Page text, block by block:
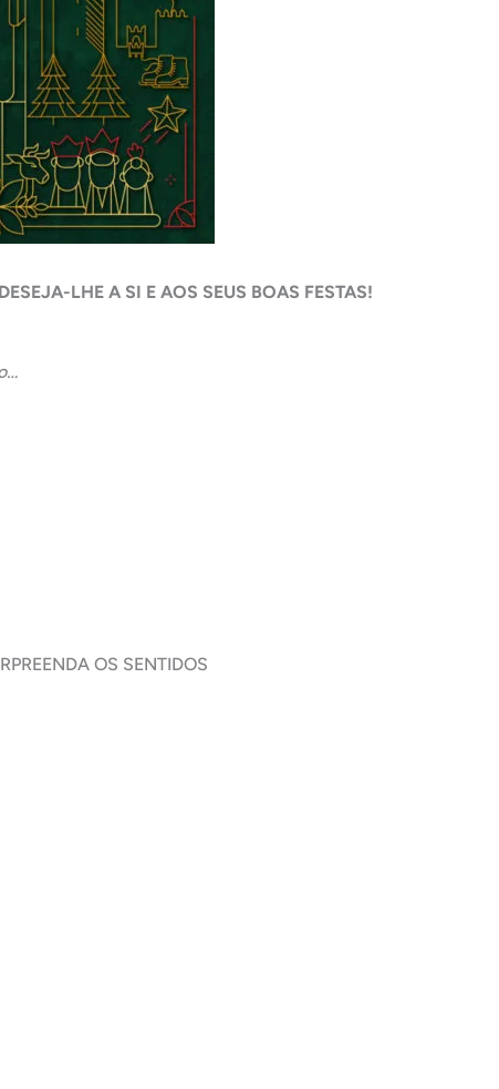
LHE A SI E AOS SEUS BOAS FESTAS!
OS SENTIDOS